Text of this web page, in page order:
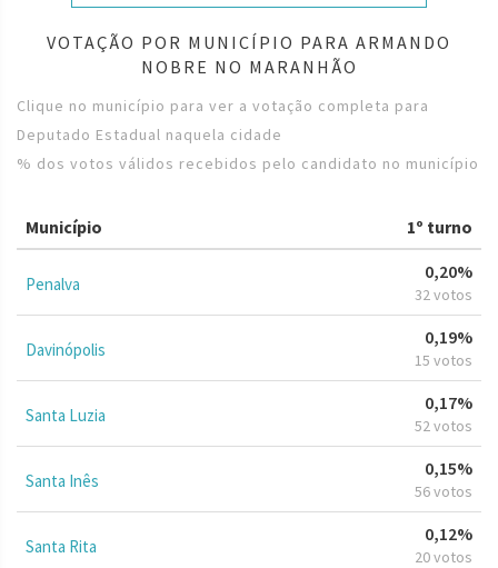
VOTAÇÃO POR MUNICÍPIO PARA ARMANDO
NOBRE NO MARANHÃO
Clique no município para ver a votação completa para
Deputado Estadual naquela cidade
% dos votos válidos recebidos pelo candidato no município
Município 1º turno
Penalva
0,20%
32 votos
Davinópolis
0,19%
15 votos
Santa Luzia
0,17%
52 votos
Santa Inês
0,15%
56 votos
Santa Rita
0,12%
20 votos